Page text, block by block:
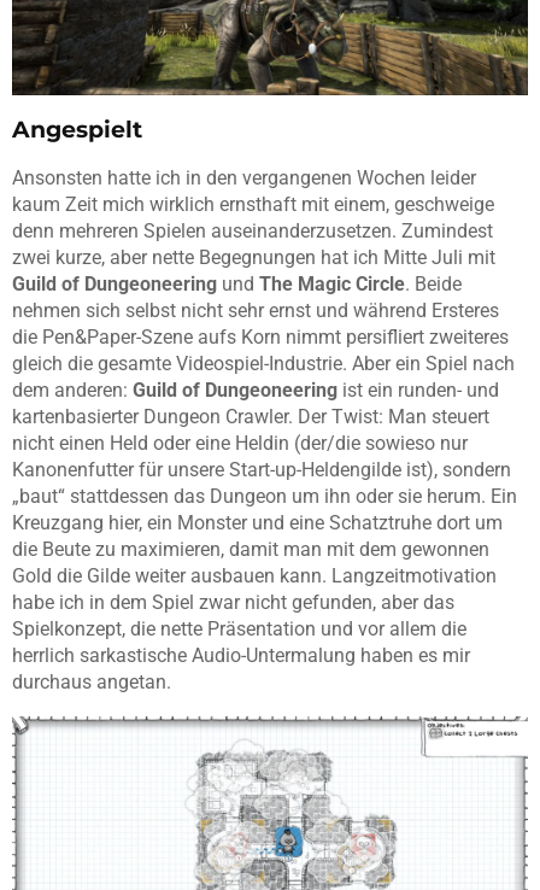
Angespielt
Ansonsten hatte ich in den vergangenen Wochen leider
kaum Zeit mich wirklich ernsthaft mit einem, geschweige
denn mehreren Spielen auseinanderzusetzen. Zumindest
zwei kurze, aber nette Begegnungen hat ich Mitte Juli mit
Guild of Dungeoneering und The Magic Circle. Beide
nehmen sich selbst nicht sehr ernst und während Ersteres
die Pen&Paper-Szene aufs Korn nimmt persifliert zweiteres
gleich die gesamte Videospiel-Industrie. Aber ein Spiel nach
dem anderen: Guild of Dungeoneering ist ein runden- und
kartenbasierter Dungeon Crawler. Der Twist: Man steuert
nicht einen Held oder eine Heldin (der/die sowieso nur
Kanonenfutter für unsere Start-up-Heldengilde ist), sondern
„baut“ stattdessen das Dungeon um ihn oder sie herum. Ein
Kreuzgang hier, ein Monster und eine Schatztruhe dort um
die Beute zu maximieren, damit man mit dem gewonnen
Gold die Gilde weiter ausbauen kann. Langzeitmotivation
habe ich in dem Spiel zwar nicht gefunden, aber das
Spielkonzept, die nette Präsentation und vor allem die
herrlich sarkastische Audio-Untermalung haben es mir
durchaus angetan.